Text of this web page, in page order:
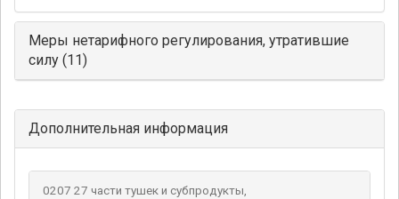
Меры нетарифного регулирования, утратившие
силу (11)
Дополнительная информация
0207 27 части тушек и субпродукты,